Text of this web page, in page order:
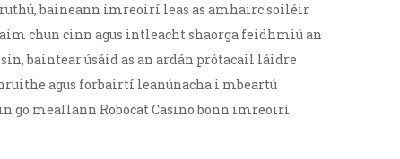
baineann imreoirí leas as amhairc soiléir
chun cinn agus intleacht shaorga feidhmiú an
baintear úsáid as an ardán prótacail láidre
agus forbairtí leanúnacha i mbeartú
go meallann Robocat Casino bonn imreoirí